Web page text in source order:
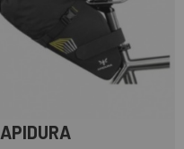
APIDURA